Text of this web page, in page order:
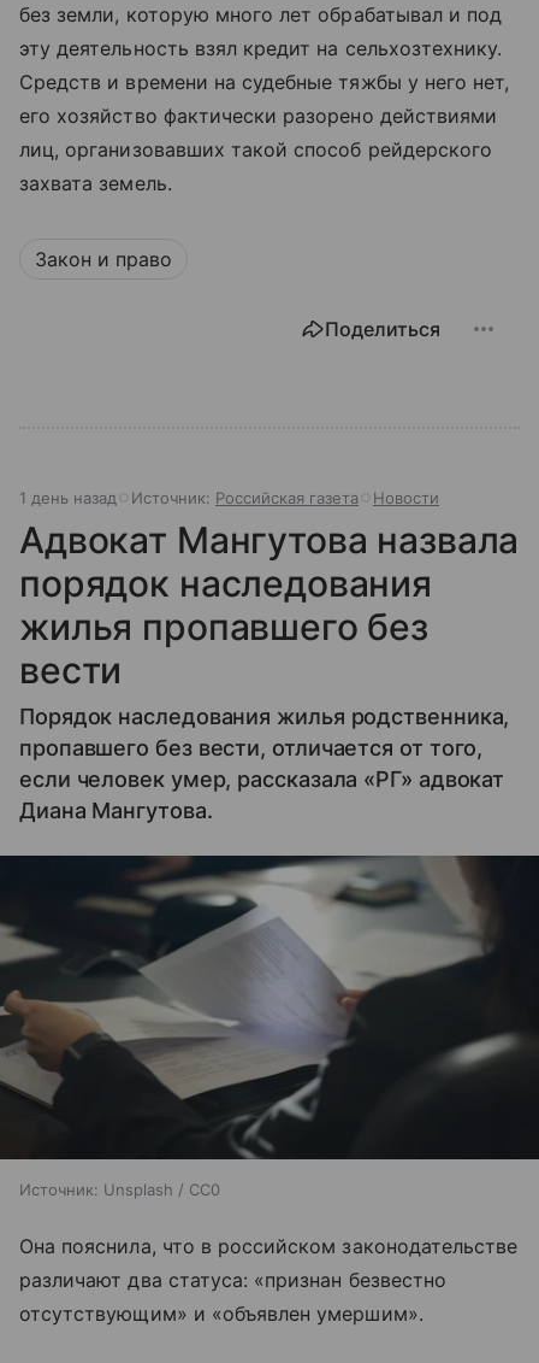
без земли, которую много лет обрабатывал и под
эту деятельность взял кредит на сельхозтехнику.
Средств и времени на судебные тяжбы у него нет,
его хозяйство фактически разорено действиями
лиц, организовавших такой способ рейдерского
захвата земель.
Закон и право
Поделиться
1 день назад Источник: Российская газета Новости
Адвокат Мангутова назвала
порядок наследования
жилья пропавшего без
вести
Порядок наследования жилья родственника,
пропавшего без вести, отличается от того,
если человек умер, рассказала «РГ» адвокат
Диана Мангутова.
Источник: Unsplash / CC0
Она пояснила, что в российском законодательстве
различают два статуса: «признан безвестно
отсутствующим» и «объявлен умершим».